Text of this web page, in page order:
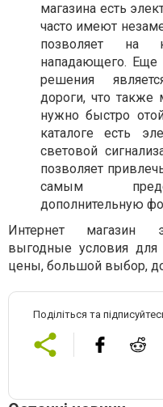
магазина есть
часто имеют
позволяет на
нападающего. Еще
решения
дороги, что
нужно быстро
каталоге есть
световой
позволяет
самым
дополнительную
Интернет магазин
выгодные условия для
цены, большой выбор,
Поділіться та